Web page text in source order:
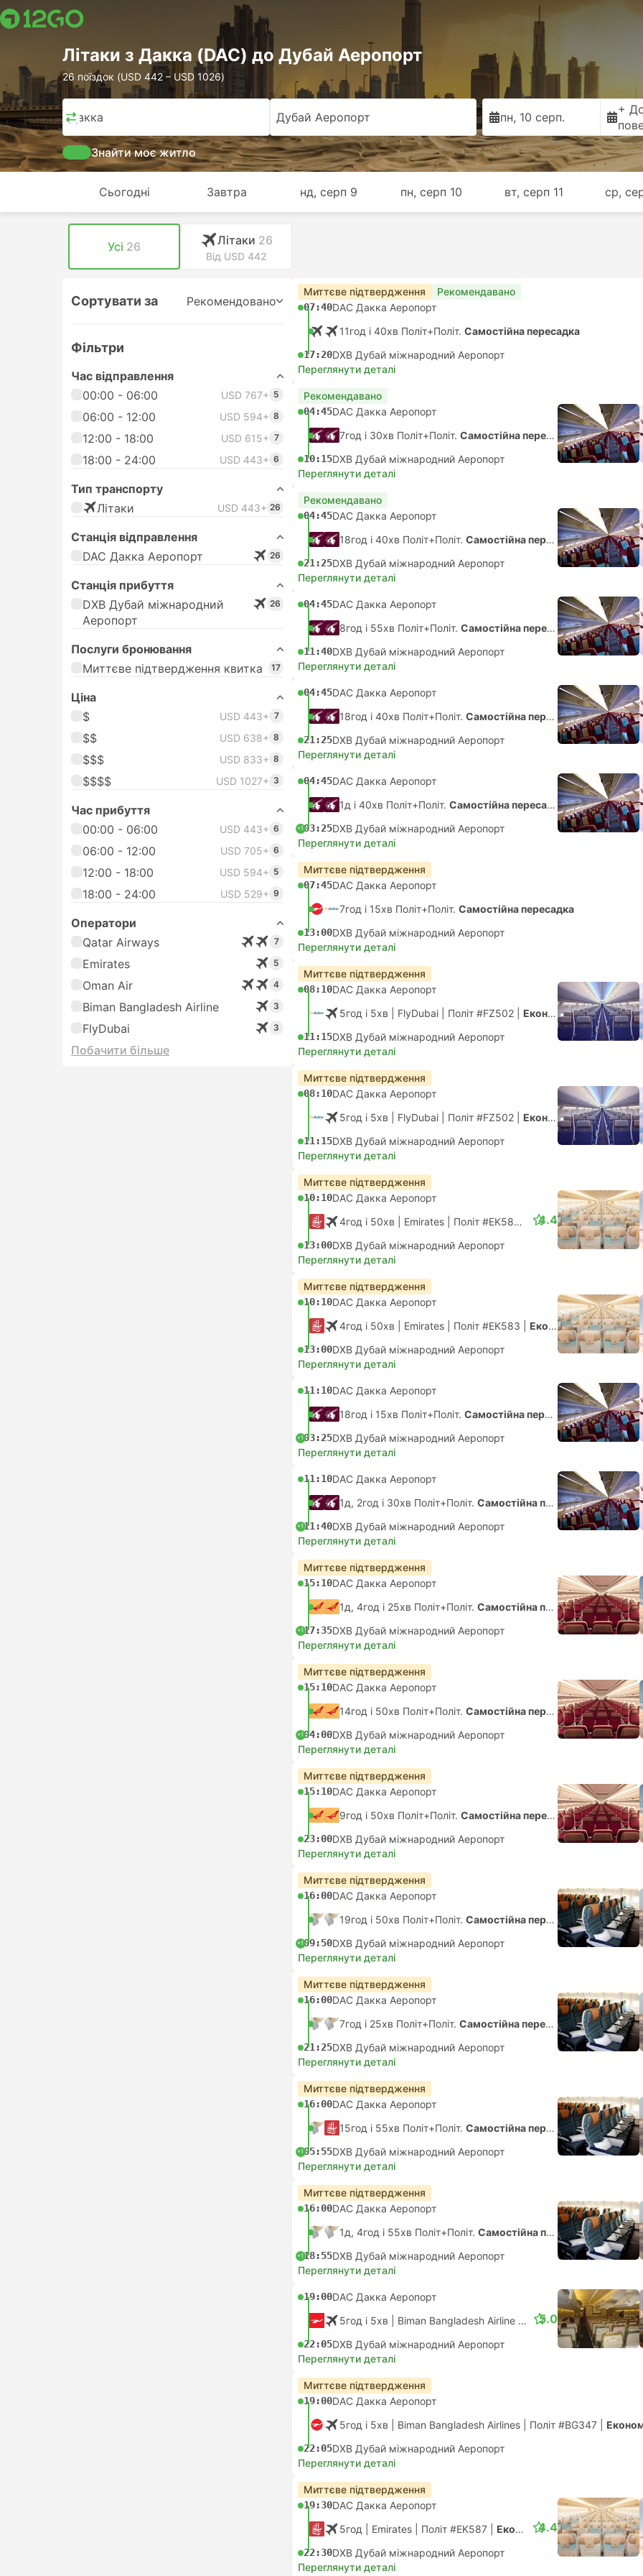
Лiтаки з Дакка (DAC) до Дубай Аеропорт
26 поїздок (USD 442 – USD 1026)
Дакка Дубай Аеропорт пн, 10 серп.
+
Знайти моє житло
Сьогодні Завтра нд, серп 9 пн, серп 10 вт, серп 11 ср,
Усі 26 Лiтаки 26
Від USD 442
Сортувати за Рекомендовано
Фільтри
Час відправлення
00:00 - 06:00
USD 767+ 5
06:00 - 12:00 USD 594+ 8
12:00 - 18:00 USD 615+ 7
18:00 - 24:00 USD 443+ 6
Тип транспорту
Лiтаки
USD 443+ 26
Станція відправлення
DAC Дакка Аеропорт
26
Станція прибуття
DXB Дубай міжнародний
Аеропорт
26
Послуги бронювання
Миттєве підтвердження квитка
17
Цiна
$
USD 443+ 7
$$ USD 638+ 8
$$$ USD 833+ 8
$$$$ USD 1027+ 3
Час прибуття
00:00 - 06:00
USD 443+ 6
06:00 - 12:00 USD 705+ 6
12:00 - 18:00 USD 594+ 5
18:00 - 24:00 USD 529+ 9
Оператори
Qatar Airways
7
Emirates 5
Oman Air 4
Biman Bangladesh Airline 3
FlyDubai 3
Побачити більше
Миттєве підтвердження Рекомендавано
07:40DAC Дакка Аеропорт
11год і 40хв Політ+Політ. Самостійна пересадка
17:20DXB Дубай міжнародний Аеропорт
Переглянути деталі
Рекомендавано
04:45DAC Дакка Аеропорт
7год і 30хв Політ+Політ. Самостійна пересадка
10:15DXB Дубай міжнародний Аеропорт
Переглянути деталі
Рекомендавано
04:45DAC Дакка Аеропорт
18год і 40хв Політ+Політ. Самостійна пересадка
21:25DXB Дубай міжнародний Аеропорт
Переглянути деталі
04:45DAC Дакка Аеропорт
8год і 55хв Політ+Політ. Самостійна пересадка
11:40DXB Дубай міжнародний Аеропорт
Переглянути деталі
04:45DAC Дакка Аеропорт
18год і 40хв Політ+Політ. Самостійна пересадка
21:25DXB Дубай міжнародний Аеропорт
Переглянути деталі
04:45DAC Дакка Аеропорт
1д і 40хв Політ+Політ. Самостійна пересадка
+103:25DXB Дубай міжнародний Аеропорт
Переглянути деталі
Миттєве підтвердження
07:45DAC Дакка Аеропорт
7год і 15хв Політ+Політ. Самостійна пересадка
13:00DXB Дубай міжнародний Аеропорт
Переглянути деталі
Миттєве підтвердження
08:10DAC Дакка Аеропорт
5год і 5хв | FlyDubai Політ #FZ502 Економ
11:15DXB Дубай міжнародний Аеропорт
Переглянути деталі
Миттєве підтвердження
08:10DAC Дакка Аеропорт
5год і 5хв | FlyDubai Політ #FZ502 Економ
11:15DXB Дубай міжнародний Аеропорт
Переглянути деталі
Миттєве підтвердження
10:10DAC Дакка Аеропорт
4год і 50хв | Emirates Політ #EK583 | Економ
13:00DXB Дубай міжнародний Аеропорт
4.4
Переглянути деталі
Миттєве підтвердження
10:10DAC Дакка Аеропорт
4год і 50хв | Emirates Політ #EK583 Економ
13:00DXB Дубай міжнародний Аеропорт
Переглянути деталі
11:10DAC Дакка Аеропорт
18год і 15хв Політ+Політ. Самостійна пересадка
+103:25DXB Дубай міжнародний Аеропорт
Переглянути деталі
11:10DAC Дакка Аеропорт
1д, 2год і 30хв Політ+Політ. Самостійна пересадка
+111:40DXB Дубай міжнародний Аеропорт
Переглянути деталі
Миттєве підтвердження
15:10DAC Дакка Аеропорт
1д, 4год і 25хв Політ+Політ. Самостійна пересадка
+117:35DXB Дубай міжнародний Аеропорт
Переглянути деталі
Миттєве підтвердження
15:10DAC Дакка Аеропорт
14год і 50хв Політ+Політ. Самостійна пересадка
+104:00DXB Дубай міжнародний Аеропорт
Переглянути деталі
Миттєве підтвердження
15:10DAC Дакка Аеропорт
9год і 50хв Політ+Політ. Самостійна пересадка
23:00DXB Дубай міжнародний Аеропорт
Переглянути деталі
Миттєве підтвердження
16:00DAC Дакка Аеропорт
19год і 50хв Політ+Політ. Самостійна пересадка
+109:50DXB Дубай міжнародний Аеропорт
Переглянути деталі
Миттєве підтвердження
16:00DAC Дакка Аеропорт
7год і 25хв Політ+Політ. Самостійна пересадка
21:25DXB Дубай міжнародний Аеропорт
Переглянути деталі
Миттєве підтвердження
16:00DAC Дакка Аеропорт
15год і 55хв Політ+Політ. Самостійна пересадка
+105:55DXB Дубай міжнародний Аеропорт
Переглянути деталі
Миттєве підтвердження
16:00DAC Дакка Аеропорт
1д, 4год і 55хв Політ+Політ. Самостійна пересадка
+118:55DXB Дубай міжнародний Аеропорт
Переглянути деталі
19:00DAC Дакка Аеропорт
5год і 5хв | Biman Bangladesh Airline Політ #BG347|Економ
22:05DXB Дубай міжнародний Аеропорт
5.0
Переглянути деталі
Миттєве підтвердження
19:00DAC Дакка Аеропорт
5год і 5хв | Biman Bangladesh Airlines Політ #BG347
22:05DXB Дубай міжнародний Аеропорт
Переглянути деталі
Миттєве підтвердження
19:30DAC Дакка Аеропорт
5год | Emirates Політ #EK587 Економ
22:30DXB Дубай міжнародний Аеропорт
4.4
Переглянути деталі